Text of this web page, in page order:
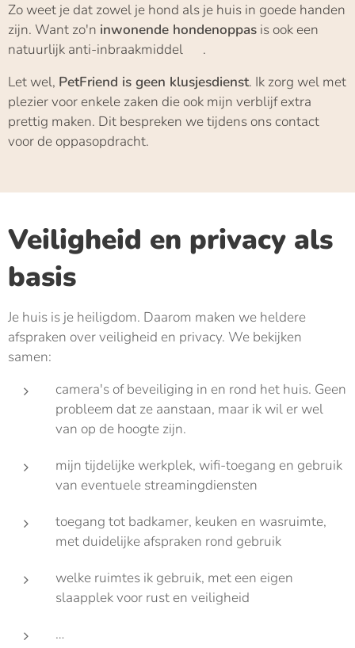
Zo weet je dat zowel je hond als je huis in goede handen
zijn. Want zo'n inwonende hondenoppas is ook een
natuurlijk anti-inbraakmiddel 😉.
Let wel, PetFriend is geen klusjesdienst. Ik zorg wel met
plezier voor enkele zaken die ook mijn verblijf extra
prettig maken. Dit bespreken we tijdens ons contact
voor de oppasopdracht.
Veiligheid en privacy als
basis
Je huis is je heiligdom. Daarom maken we heldere
afspraken over veiligheid en privacy. We bekijken
samen:
camera's of beveiliging in en rond het huis. Geen
probleem dat ze aanstaan, maar ik wil er wel
van op de hoogte zijn.
mijn tijdelijke werkplek, wifi-toegang en gebruik
van eventuele streamingdiensten
toegang tot badkamer, keuken en wasruimte,
met duidelijke afspraken rond gebruik
welke ruimtes ik gebruik, met een eigen
slaapplek voor rust en veiligheid
…